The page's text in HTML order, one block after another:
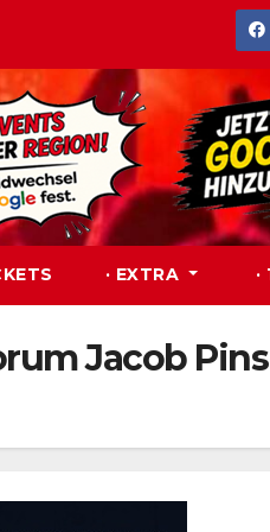
· EXTRA ·
Jacob Pins